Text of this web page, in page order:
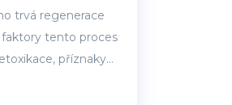
trvá regenerace
faktory tento proces
příznaky